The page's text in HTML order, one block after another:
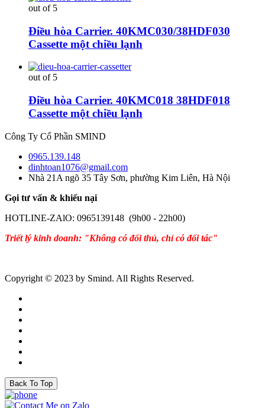
out of 5
Điều hòa Carrier. 40KMC030/38HDF030
Cassette một chiều lạnh
out of 5
Điều hòa Carrier. 40KMC018 38HDF018
Cassette một chiều lạnh
Công Ty Cổ Phần SMIND
0965.139.148
dinhtoan1076@gmail.com
Nhà 21A ngõ 35 Tây Sơn, phường Kim Liên, Hà Nội
Gọi tư vấn & khiếu nại
HOTLINE-ZAlO: 0965139148 (9h00 - 22h00)
Triết lý kinh doanh: "Không có đối thủ, chỉ có đối tác"
Copyright © 2023 by Smind. All Rights Reserved.
Back To Top